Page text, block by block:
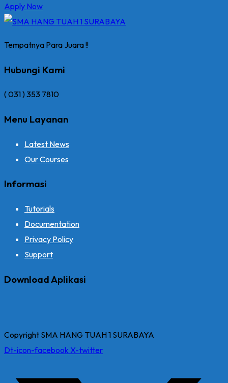
Apply Now
Tempatnya Para Juara !!
Hubungi Kami
( 031 ) 353 7810
Menu Layanan
Latest News
Our Courses
Informasi
Tutorials
Documentation
Privacy Policy
Support
Download Aplikasi
Copyright SMA HANG TUAH 1 SURABAYA
Dt-icon-facebook X-twitter